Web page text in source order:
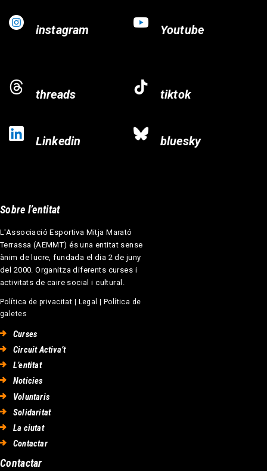
instagram Youtube
threads tiktok
Linkedin bluesky
Sobre l’entitat
L'Associació Esportiva Mitja Marató
Terrassa (AEMMT) és una entitat sense
ànim de lucre, fundada el dia 2 de juny
del 2000. Organitza diferents curses i
activitats de caire social i cultural.
Política de privacitat Legal
Política de
galetes
Curses
Circuit Activa’t
L’entitat
Noticies
Voluntaris
Solidaritat
La ciutat
Contactar
Contactar